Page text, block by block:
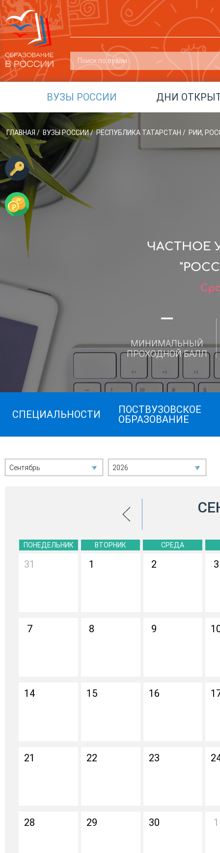
ВУЗЫ РОССИИ ДНИ
ГЛАВНАЯ / ВУЗЫ РОССИИ/ РЕСПУБЛИКА ТАТАРСТАН / РИИ,
ЧАСТНОЕ
—
МИНИМАЛЬНЫЙ
ПРОХОДНОЙ БАЛЛ
СПЕЦИАЛЬНОСТИ
ПОСТВУЗОВСКОЕ
ОБРАЗОВАНИЕ
Сентябрь 2026
ПОНЕДЕЛЬНИК ВТОРНИК СРЕДА
31 1 2 3
7 8 9
14 15 16
21 22 23
28 29 30 1